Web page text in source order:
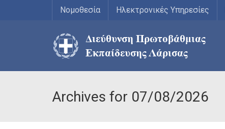
Νομοθεσία Ηλεκτρονικές Υπηρεσίες
Archives for 07/08/2026